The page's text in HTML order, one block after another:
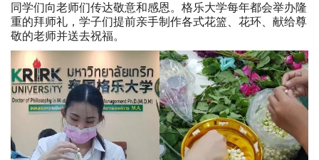
同学们向老师们传达敬意和感恩。格乐大学每年都会举办隆
重的拜师礼，学子们提前亲手制作各式花篮、花环、献给尊
敬的老师并送去祝福。